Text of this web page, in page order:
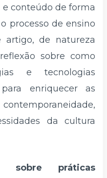
conteúdo de forma
processo de ensino
artigo, de natureza
sobre como
e tecnologias
enriquecer as
da cultura
sobre práticas